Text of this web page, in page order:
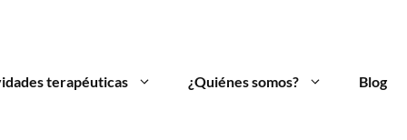
terapéuticas ¿Quiénes somos? Blog